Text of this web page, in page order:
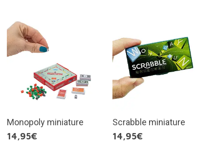
Monopoly miniature
14,95€
Scrabble miniature
14,95€